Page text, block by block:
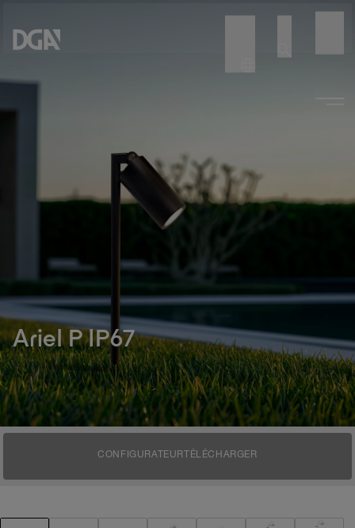
Ariel P IP67
CONFIGURATEURTÉLÉCHARGER